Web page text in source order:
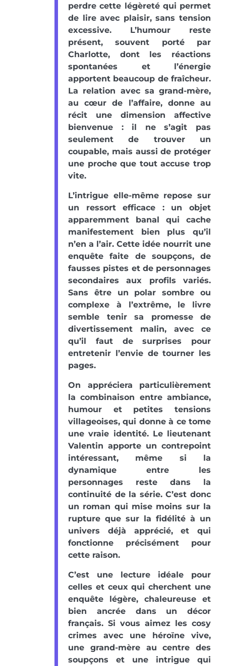
perdre cette légèreté qui permet
de lire avec plaisir, sans tension
excessive. L’humour reste
présent, souvent porté par
Charlotte, dont les réactions
spontanées et l’énergie
apportent beaucoup de fraîcheur.
La relation avec sa grand-mère,
au cœur de l’affaire, donne au
récit une dimension affective
bienvenue : il ne s’agit pas
seulement de trouver un
coupable, mais aussi de protéger
une proche que tout accuse trop
vite.
L’intrigue elle-même repose sur
un ressort efficace : un objet
apparemment banal qui cache
manifestement bien plus qu’il
n’en a l’air. Cette idée nourrit une
enquête faite de soupçons, de
fausses pistes et de personnages
secondaires aux profils variés.
Sans être un polar sombre ou
complexe à l’extrême, le livre
semble tenir sa promesse de
divertissement malin, avec ce
qu’il faut de surprises pour
entretenir l’envie de tourner les
pages.
On appréciera particulièrement
la combinaison entre ambiance,
humour et petites tensions
villageoises, qui donne à ce tome
une vraie identité. Le lieutenant
Valentin apporte un contrepoint
intéressant, même si la
dynamique entre les
personnages reste dans la
continuité de la série. C’est donc
un roman qui mise moins sur la
rupture que sur la fidélité à un
univers déjà apprécié, et qui
fonctionne précisément pour
cette raison.
C’est une lecture idéale pour
celles et ceux qui cherchent une
enquête légère, chaleureuse et
bien ancrée dans un décor
français. Si vous aimez les cosy
crimes avec une héroïne vive,
une grand-mère au centre des
soupçons et une intrigue qui